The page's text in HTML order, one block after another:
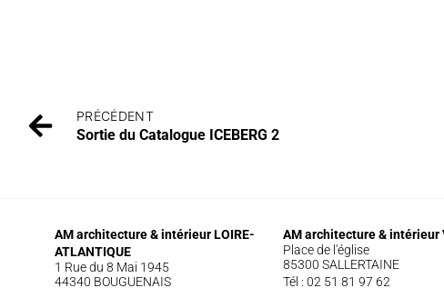
PRÉCÉDENT
Sortie du Catalogue ICEBERG 2
AM architecture & intérieur LOIRE-
ATLANTIQUE
1 Rue du 8 Mai 1945
44340 BOUGUENAIS
AM architecture & intérieur
Place de l'église
85300 SALLERTAINE
Tél : 02 51 81 97 62